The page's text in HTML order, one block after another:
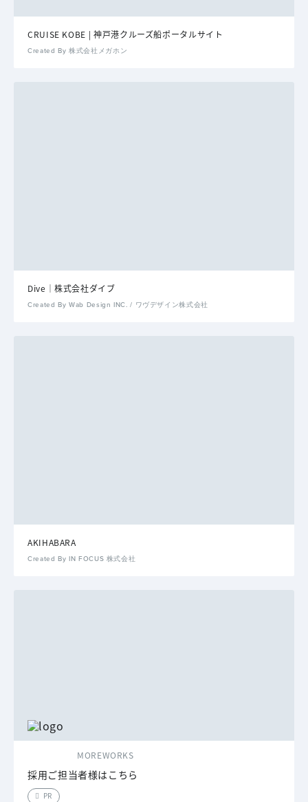
CRUISE KOBE | 神戸港クルーズ船ポータルサイト
Created By 株式会社メガホン
Dive｜株式会社ダイブ
Created By Wab Design INC. / ワヴデザイン株式会社
AKIHABARA
Created By IN FOCUS 株式会社
MOREWORKS
採用ご担当者様はこちら
PR